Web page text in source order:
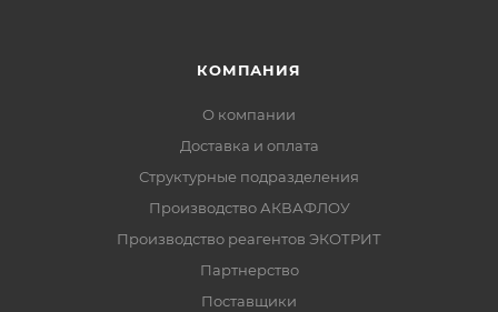
КОМПАНИЯ
О компании
Доставка и оплата
Структурные подразделения
Производство АКВАФЛОУ
Производство реагентов ЭКОТРИТ
Партнерство
Поставщики